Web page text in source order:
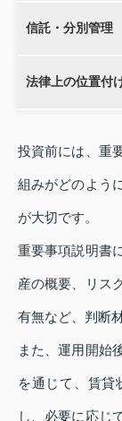
信託・分別管理
法律上の位置付
投資前には、重
組みがどのよう
が大切です。
重要事項説明書
産の概要、リス
有無など、判断
また、運用開始
を通じて、賃貸
し、必要に応じ